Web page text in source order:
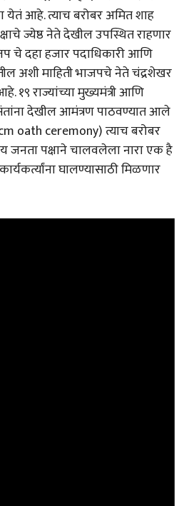
येतं आहे. त्याच बरोबर अमित शाह
ज्येष्ठ नेते देखील उपस्थित राहणार
चे दहा हजार पदाधिकारी आणि
अशी माहिती भाजपचे नेते चंद्रशेखर
१९ राज्यांच्या मुख्यमंत्री आणि
देखील आमंत्रण पाठवण्यात आले
oath ceremony) त्याच बरोबर
जनता पक्षाने चालवलेला नारा एक है
घालण्यासाठी मिळणार